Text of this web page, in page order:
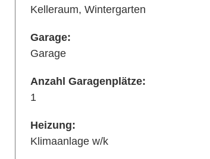
Kelleraum, Wintergarten
Garage:
Garage
Anzahl Garagenplätze:
1
Heizung:
Klimaanlage w/k